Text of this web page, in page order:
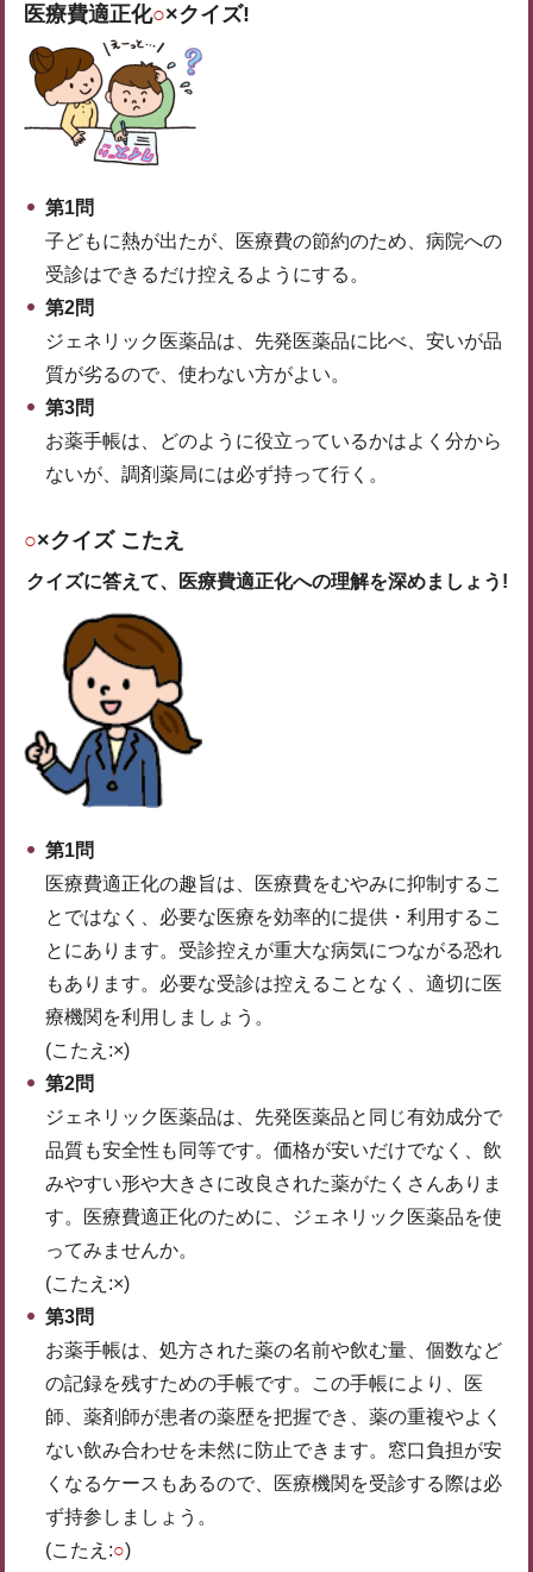
医療費適正化○×クイズ!
第1問
子どもに熱が出たが、医療費の節約のため、病院への
受診はできるだけ控えるようにする。
第2問
ジェネリック医薬品は、先発医薬品に比べ、安いが品
質が劣るので、使わない方がよい。
第3問
お薬手帳は、どのように役立っているかはよく分から
ないが、調剤薬局には必ず持って行く。
○×クイズ こたえ
クイズに答えて、医療費適正化への理解を深めましょう!
第1問
医療費適正化の趣旨は、医療費をむやみに抑制するこ
とではなく、必要な医療を効率的に提供・利用するこ
とにあります。受診控えが重大な病気につながる恐れ
もあります。必要な受診は控えることなく、適切に医
療機関を利用しましょう。
(こたえ:×)
第2問
ジェネリック医薬品は、先発医薬品と同じ有効成分で
品質も安全性も同等です。価格が安いだけでなく、飲
みやすい形や大きさに改良された薬がたくさんありま
す。医療費適正化のために、ジェネリック医薬品を使
ってみませんか。
(こたえ:×)
第3問
お薬手帳は、処方された薬の名前や飲む量、個数など
の記録を残すための手帳です。この手帳により、医
師、薬剤師が患者の薬歴を把握でき、薬の重複やよく
ない飲み合わせを未然に防止できます。窓口負担が安
くなるケースもあるので、医療機関を受診する際は必
ず持参しましょう。
(こたえ:○)